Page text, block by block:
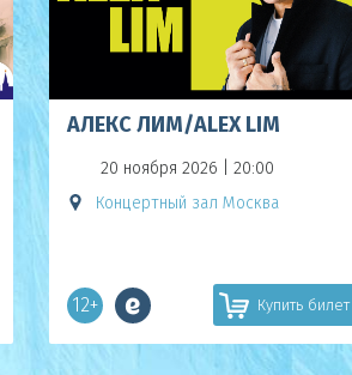
АЛЕКС ЛИМ/ALEX LIM
20 ноября 2026 | 20:00
Концертный зал Москва
12+ Купить билет